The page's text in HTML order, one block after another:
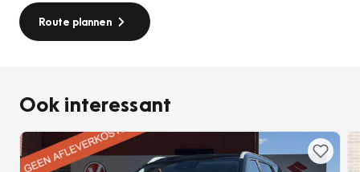
Route plannen
Ook interessant